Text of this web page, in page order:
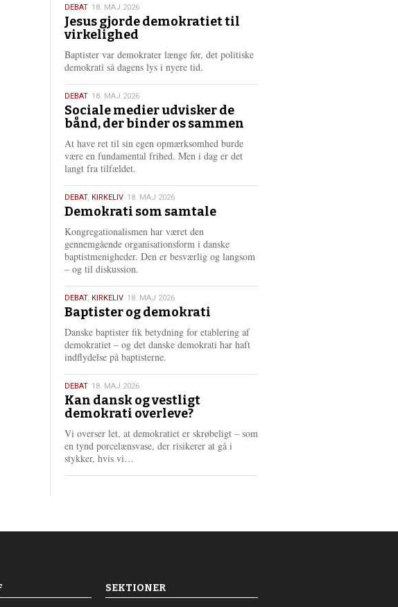
e
e
18.
maj
2026
DEBAT 18. MAJ 2026
Jesus gjorde demokratiet til
virkelighed
Baptister var demokrater længe før, det politiske
demokrati så dagens lys i nyere tid.
18.
maj
2026
DEBAT 18. MAJ 2026
Sociale medier udvisker de
bånd, der binder os sammen
At have ret til sin egen opmærksomhed burde
være en fundamental frihed. Men i dag er det
langt fra tilfældet.
18.
maj
2026
DEBAT, KIRKELIV 18. MAJ 2026
Demokrati som samtale
Kongregationalismen har været den
gennemgående organisationsform i danske
baptistmenigheder. Den er besværlig og langsom
– og til diskussion.
18.
maj
2026
DEBAT, KIRKELIV 18. MAJ 2026
Baptister og demokrati
Danske baptister fik betydning for etablering af
demokratiet – og det danske demokrati har haft
indflydelse på baptisterne.
18.
maj
2026
DEBAT 18. MAJ 2026
Kan dansk og vestligt
demokrati overleve?
Vi overser let, at demokratiet er skrøbeligt – som
en tynd porcelænsvase, der risikerer at gå i
stykker, hvis vi…
e
SEKTIONER